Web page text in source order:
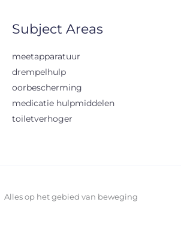
Subject Areas
meetapparatuur
drempelhulp
oorbescherming
medicatie hulpmiddelen
toiletverhoger
Alles op het gebied van beweging